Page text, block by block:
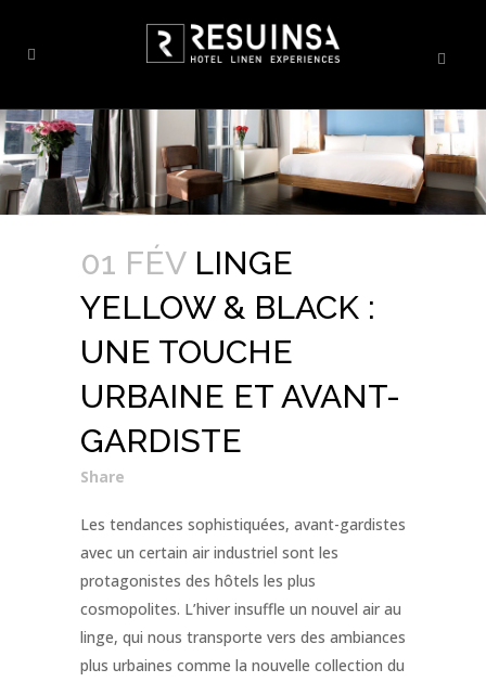
01 FÉVLINGE
YELLOW & BLACK :
UNE TOUCHE
URBAINE ET AVANT-
GARDISTE
Share
Les tendances sophistiquées, avant-gardistes
avec un certain air industriel sont les
protagonistes des hôtels les plus
cosmopolites. L’hiver insuffle un nouvel air au
linge, qui nous transporte vers des ambiances
plus urbaines comme la nouvelle collection du